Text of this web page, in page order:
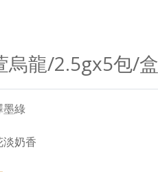
烏龍/2.5gx5包/盒
墨綠
奶香